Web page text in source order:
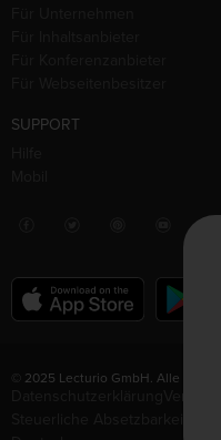
SUPPORT
© 2025 Lecturio GmbH. Alle